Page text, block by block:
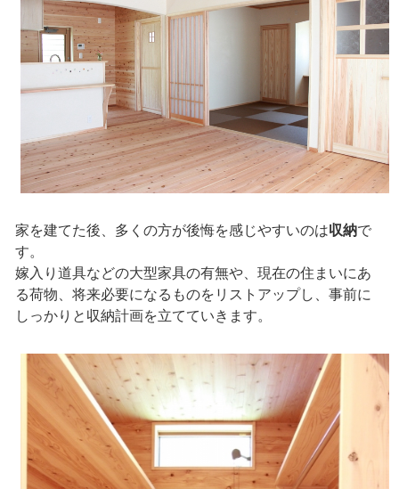
家を建てた後、多くの方が後悔を感じやすいのは収納で
す。
嫁入り道具などの大型家具の有無や、現在の住まいにあ
る荷物、将来必要になるものをリストアップし、事前に
しっかりと収納計画を立てていきます。